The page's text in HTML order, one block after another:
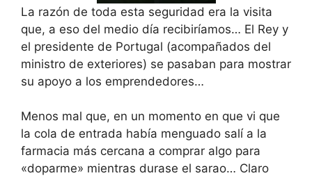
La razón de toda esta seguridad era la visita
que, a eso del medio día recibiríamos… El Rey y
el presidente de Portugal (acompañados del
ministro de exteriores) se pasaban para mostrar
su apoyo a los emprendedores…
Menos mal que, en un momento en que vi que
la cola de entrada había menguado salí a la
farmacia más cercana a comprar algo para
«doparme» mientras durase el sarao… Claro